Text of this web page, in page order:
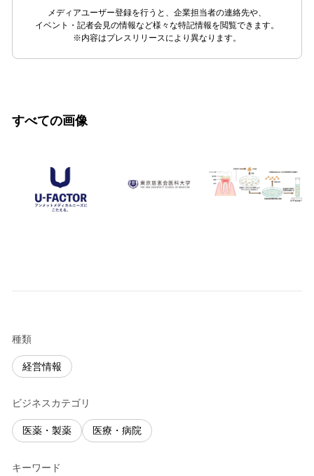
メディアユーザー登録を行うと、企業担当者の連絡先や、
イベント・記者会見の情報など様々な特記情報を閲覧できます。
※内容はプレスリリースにより異なります。
すべての画像
種類
経営情報
ビジネスカテゴリ
医薬・製薬 医療・病院
キーワード